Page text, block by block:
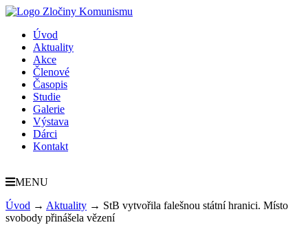
Úvod
Aktuality
Akce
Členové
Časopis
Studie
Galerie
Výstava
Dárci
Kontakt
MENU
Úvod → Aktuality → StB vytvořila falešnou státní hranici. Místo
svobody přinášela vězení